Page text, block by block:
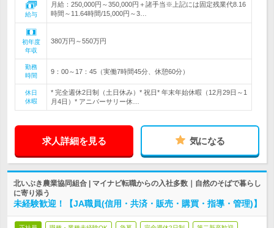
給与
月給：250,000円～350,000円＋諸手当※上記には固定残業代8.16
時間～11.64時間/15,000円～3…
初年度
年収
380万円～550万円
勤務
時間
9：00～17：45（実働7時間45分、休憩60分）
休日
休暇
* 完全週休2日制（土日休み）* 祝日* 年末年始休暇（12月29日～1
月4日）* アニバーサリー休…
求人詳細を見る 気になる
北いぶき農業協同組合 | マイナビ転職からの入社多数｜自然のそばで暮らし
に寄り添う
未経験歓迎！【JA職員(信用・共済・販売・購買・指導・管理)】